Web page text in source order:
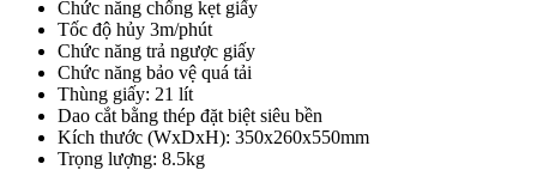
Chức năng chống kẹt giấy
Tốc độ hủy 3m/phút
Chức năng trả ngược giấy
Chức năng bảo vệ quá tải
Thùng giấy: 21 lít
Dao cắt bằng thép đặt biệt siêu bền
Kích thước (WxDxH): 350x260x550mm
Trọng lượng: 8.5kg